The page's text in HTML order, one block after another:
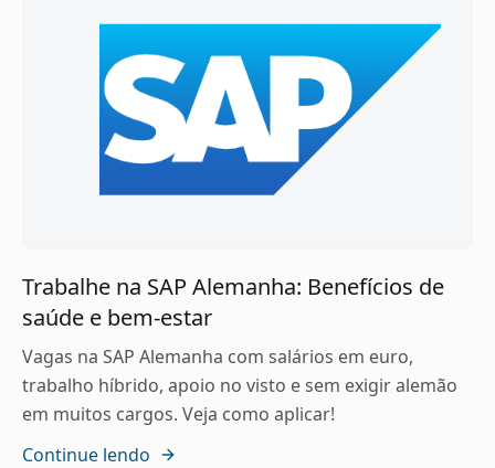
Trabalhe na SAP Alemanha: Benefícios de
saúde e bem-estar
Vagas na SAP Alemanha com salários em euro,
trabalho híbrido, apoio no visto e sem exigir alemão
em muitos cargos. Veja como aplicar!
Continue lendo